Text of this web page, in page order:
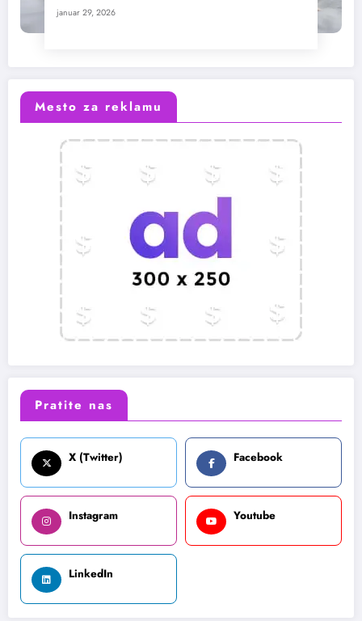
januar 29, 2026
Mesto za reklamu
Pratite nas
X (Twitter) Facebook
Instagram Youtube
LinkedIn